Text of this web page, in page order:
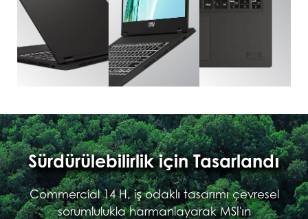
Sürdürülebilirlik için Tasarlandı
Commercial 14 H, iş odaklı tasarımı çevresel
sorumlulukla harmanlayarak MSI'ın